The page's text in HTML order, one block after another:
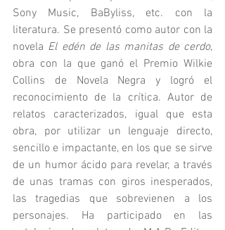
Sony Music, BaByliss, etc. con la
literatura. Se presentó como autor con la
novela El edén de las manitas de cerdo,
obra con la que ganó el Premio Wilkie
Collins de Novela Negra y logró el
reconocimiento de la crítica. Autor de
relatos caracterizados, igual que esta
obra, por utilizar un lenguaje directo,
sencillo e impactante, en los que se sirve
de un humor ácido para revelar, a través
de unas tramas con giros inesperados,
las tragedias que sobrevienen a los
personajes. Ha participado en las